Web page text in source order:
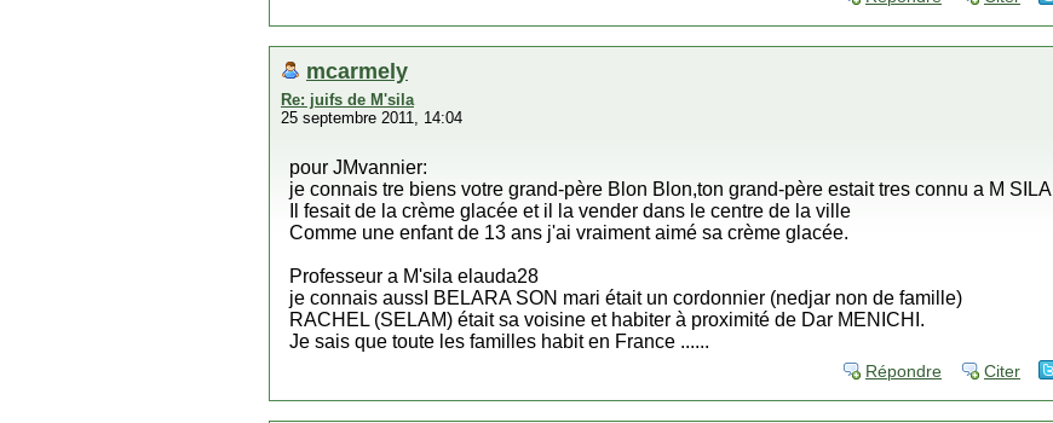
mcarmely
Re: juifs de M'sila
25 septembre 2011, 14:04
pour JMvannier:
je connais tre biens votre grand-père Blon Blon,ton grand-père estait tres connu a M SILA
Il fesait de la crème glacée et il la vender dans le centre de la ville
Comme une enfant de 13 ans j'ai vraiment aimé sa crème glacée.
Professeur a M'sila elauda28
je connais aussI BELARA SON mari était un cordonnier (nedjar non de famille)
RACHEL (SELAM) était sa voisine et habiter à proximité de Dar MENICHI.
Je sais que toute les familles habit en France ......
Répondre Citer